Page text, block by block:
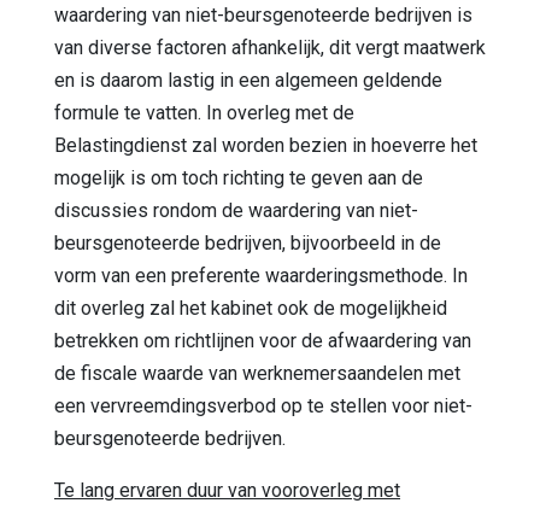
waardering van niet-beursgenoteerde bedrijven is
van diverse factoren afhankelijk, dit vergt maatwerk
en is daarom lastig in een algemeen geldende
formule te vatten. In overleg met de
Belastingdienst zal worden bezien in hoeverre het
mogelijk is om toch richting te geven aan de
discussies rondom de waardering van niet-
beursgenoteerde bedrijven, bijvoorbeeld in de
vorm van een preferente waarderingsmethode. In
dit overleg zal het kabinet ook de mogelijkheid
betrekken om richtlijnen voor de afwaardering van
de fiscale waarde van werknemersaandelen met
een vervreemdingsverbod op te stellen voor niet-
beursgenoteerde bedrijven.
Te lang ervaren duur van vooroverleg met